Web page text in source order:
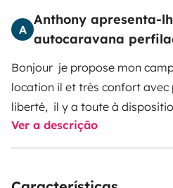
A
Anthony apresenta-
autocaravana
Bonjour je propose mon
location il et très confort avec
liberté, il y a toute à
vacances la vaisselle et fourni
dehors sous le grand stor de
profite d'un coin salle de bain
Ver a descrição